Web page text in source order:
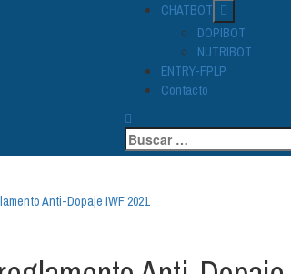
CHATBOT
DOPIBOT
NUTRIBOT
ENTRY-FPLP
Contacto
Buscar:
Anti-Dopaje IWF 2021